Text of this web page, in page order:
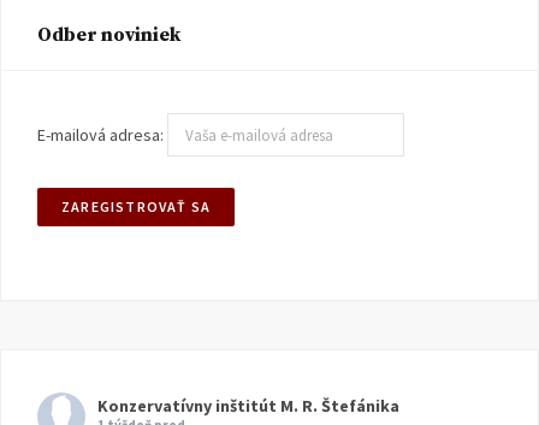
Odber noviniek
E-mailová adresa:
Konzervatívny inštitút M. R. Štefánika